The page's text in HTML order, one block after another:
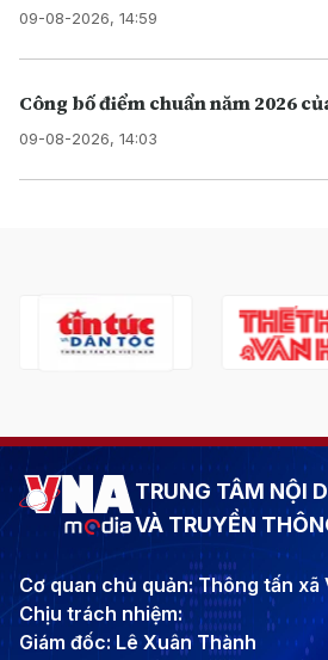
09-08-2026, 14:59
Công bố điểm chuẩn năm 2026
09-08-2026, 14:03
TRUNG TÂM NỘI
VÀ TRUYỀN
Cơ quan chủ quản: Thông tấn xã
Chịu trách nhiệm:
Giám đốc: Lê Xuân Thành